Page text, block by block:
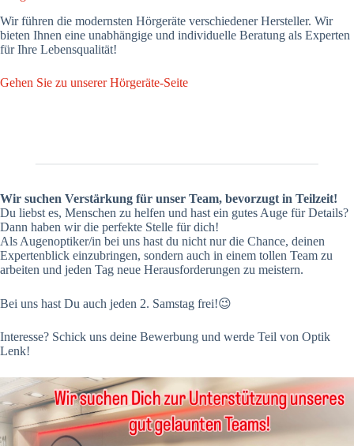
Wir führen die modernsten Hörgeräte verschiedener Hersteller. Wir
bieten Ihnen eine unabhängige und individuelle Beratung als Experten
für Ihre Lebensqualität!
Gehen Sie zu unserer Hörgeräte-Seite
Wir suchen Verstärkung für unser Team, bevorzugt in Teilzeit!
Du liebst es, Menschen zu helfen und hast ein gutes Auge für Details?
Dann haben wir die perfekte Stelle für dich!
Als Augenoptiker/in bei uns hast du nicht nur die Chance, deinen
Expertenblick einzubringen, sondern auch in einem tollen Team zu
arbeiten und jeden Tag neue Herausforderungen zu meistern.
Bei uns hast Du auch jeden 2. Samstag frei!😉
Interesse? Schick uns deine Bewerbung und werde Teil von Optik
Lenk!